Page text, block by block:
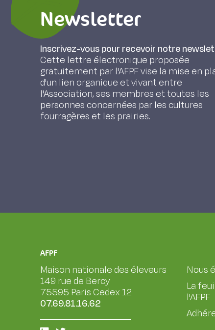
Newsletter
Inscrivez-vous pour recevoir notre
Cette lettre électronique proposée
gratuitement par l'AFPF vise la mise en
d'un lien organique et vivant entre
l'Association, ses membres et toutes les
personnes concernées par les cultures
fourragères et les prairies.
AFPF
Maison nationale des éleveurs
149 rue de Bercy
75595 Paris Cedex 12
07.69.81.16.62
Nous
La
l'AFPF